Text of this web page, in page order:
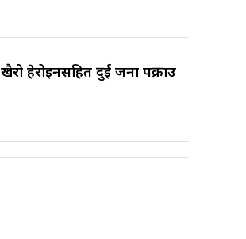
खैरो हेरोइनसहित दुई जना पक्राउ